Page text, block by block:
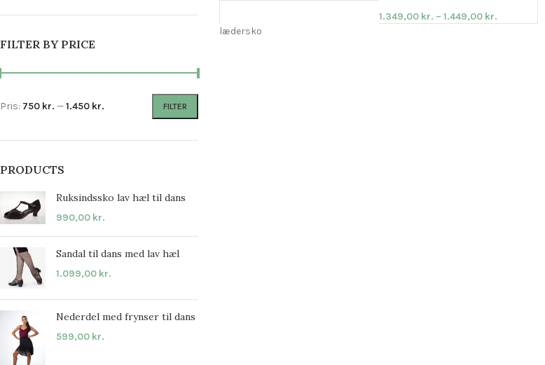
FILTER BY PRICE
FILTER
Pris: 750 kr. —1.450 kr.
PRODUCTS
Ruksindssko lav hæl til dans
990,00 kr.
Sandal til dans med lav hæl
1.099,00 kr.
Nederdel med frynser til dans
599,00 kr.
1.349,00 kr. – 1.449,00 kr.
lædersko